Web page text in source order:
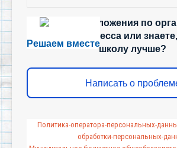
Решаем вместе
Есть предложения по
учебного процесса или
школу лучше?
Написать о
Политика-оператора-персональных-
обработки-персональных-